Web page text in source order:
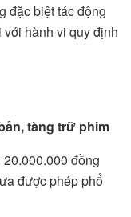
đặc biệt tác động
hành vi quy định
tàng trữ phim
đồng
được phép phổ